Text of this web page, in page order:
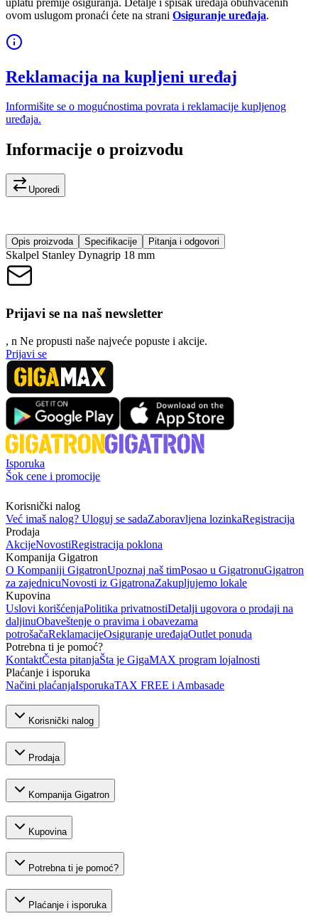
ovom uslugom pronaći ćete na strani Osiguranje uređaja.
Reklamacija na kupljeni uređaj
Informišite se o mogućnostima povrata i reklamacije kupljenog
uređaja.
Informacije o proizvodu
Uporedi
Opis proizvoda Specifikacije Pitanja i odgovori
Skalpel Stanley Dynagrip 18 mm
Prijavi se na naš newsletter
, n Ne propusti naše najveće popuste i akcije.
Prijavi se
Isporuka
Šok cene i promocije
Korisnički nalog
Već imaš nalog? Uloguj se sadaZaboravljena lozinkaRegistracija
Prodaja
AkcijeNovostiRegistracija poklona
Kompanija Gigatron
O Kompaniji GigatronUpoznaj naš timPosao u GigatronuGigatron
za zajednicuNovosti iz GigatronaZakupljujemo lokale
Kupovina
Uslovi korišćenjaPolitika privatnostiDetalji ugovora o prodaji na
daljinuObaveštenje o pravima i obavezama
potrošačaReklamacijeOsiguranje uređajaOutlet ponuda
Potrebna ti je pomoć?
KontaktČesta pitanjaŠta je GigaMAX program lojalnosti
Plaćanje i isporuka
Načini plaćanjaIsporukaTAX FREE i Ambasade
Korisnički nalog
Prodaja
Kompanija Gigatron
Kupovina
Potrebna ti je pomoć?
Plaćanje i isporuka